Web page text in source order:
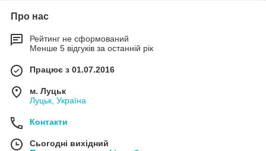
Про нас
Рейтинг не сформований
Менше 5 відгуків за останній рік
Працює з 01.07.2016
м. Луцьк
Луцьк, Україна
Контакти
Сьогодні вихідний